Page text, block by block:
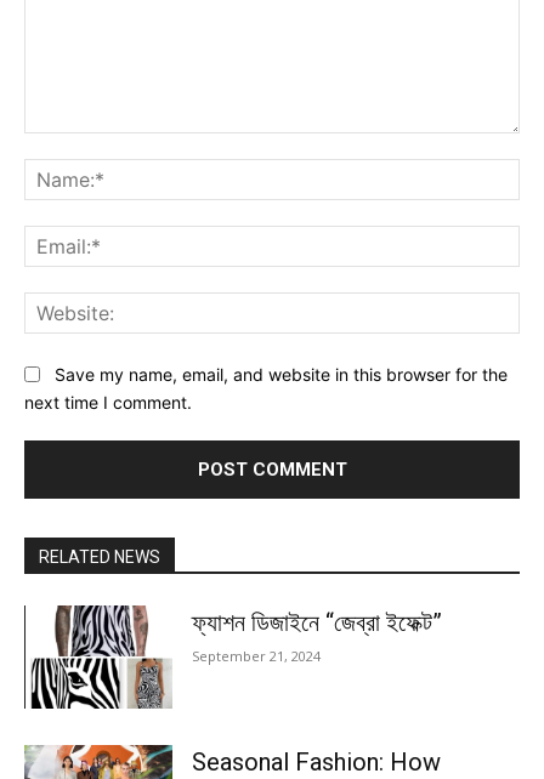
Save my name, email, and website in this browser for the
next time I comment.
RELATED NEWS
ফ্যাশন ডিজাইনে “জেব্রা ইফেক্ট”
September 21, 2024
Seasonal Fashion: How